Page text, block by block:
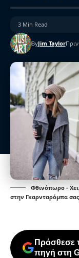
ByJim TaylorΠριν
3 Min Read
Φθινόπωρο -
στην Γκαρνταρόμπα σας
Πρόσθεσε
πηγή στη